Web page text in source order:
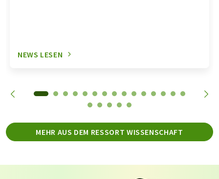
NEWS LESEN
MEHR AUS DEM RESSORT WISSENSCHAFT